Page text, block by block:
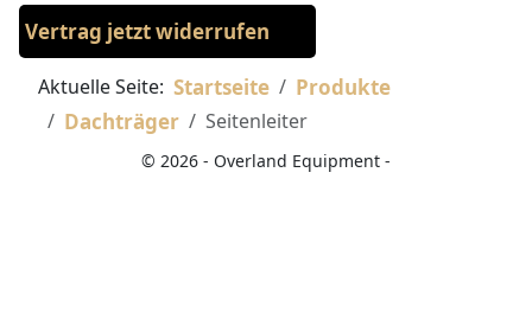
Vertrag jetzt widerrufen
Aktuelle Seite:Startseite
Produkte
Dachträger
Seitenleiter
© 2026 - Overland Equipment -